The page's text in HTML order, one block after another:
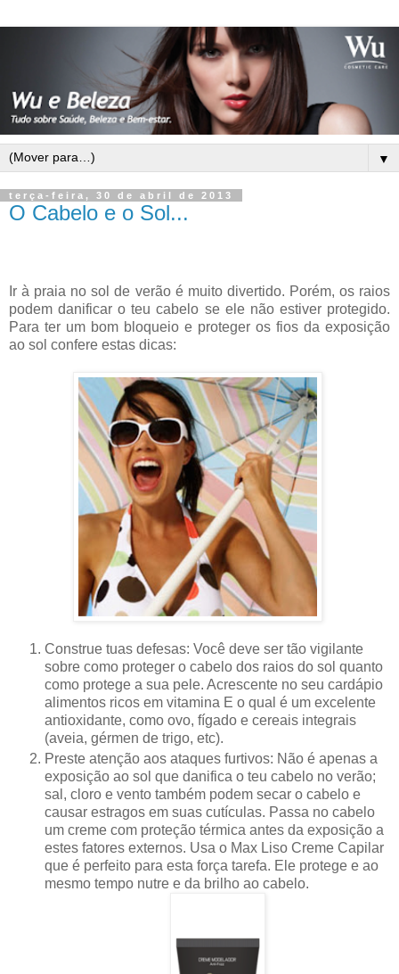
▼
terça-feira, 30 de abril de 2013
O Cabelo e o Sol...
Ir à praia no sol de verão é muito divertido. Porém, os raios
podem danificar oteu cabelo se ele não estiver protegido.
Para ter um bom bloqueio e proteger os fios da exposição
ao sol confere estas dicas:
Construe tuas defesas: Você deve ser tão vigilante
sobre como proteger o cabelo dos raios do sol quanto
como protege a sua pele. Acrescente no seu cardápio
alimentos ricos em vitamina E o qual é um excelente
antioxidante, como ovo, fígado e cereais integrais
(aveia, gérmen de trigo, etc).
Preste atenção aos ataques furtivos: Não é apenas a
exposição ao sol que danifica o teu cabelo no verão;
sal , cloro e vento também podem secar o cabelo e
causar estragos em suas cutículas. Passa no cabelo
um creme com proteção térmica antes da exposição a
estes fatores externos. Usa o Max Liso Creme Capilar
que é perfeito para esta força tarefa. Ele protege e ao
mesmo tempo nutre e da brilho ao cabelo.